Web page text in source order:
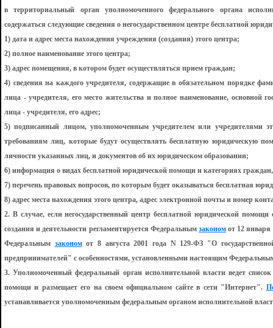
в территориальный орган уполномоченного федерального органа
содержаться следующие сведения о негосударственном центре бесплатной
1) дата и адрес места нахождения учреждения (создания) этого центра;
2) полное наименование этого центра;
3) адрес помещения, в котором будет осуществляться прием граждан;
4) сведения на каждого учредителя, содержащие в обязательном порядке
лица - учредителя, его место жительства и полное наименование, основной
лица - учредителя, его адрес;
5) подписанный лицом, уполномоченным учредителем или учредителями
требованиям лиц, которые будут осуществлять бесплатную юридическую
личности указанных лиц, и документов об их юридическом образовании;
6) информация о видах бесплатной юридической помощи и категориях
7) перечень правовых вопросов, по которым будет оказываться бесплатная
8) адрес места нахождения этого центра, адрес электронной почты и номер
2. В случае, если негосударственный центр бесплатной юридической помощи
создания и деятельности регламентируется Федеральным закономот 12 января
Федеральным закономот 8 августа 2001 года N 129-ФЗ "О
предпринимателей" с особенностями, установленными настоящим
3. Уполномоченный федеральный орган исполнительной власти ведет
помощи и размещает его на своем официальном сайте в сети "Интернет".
устанавливается уполномоченным федеральным органом исполнительной